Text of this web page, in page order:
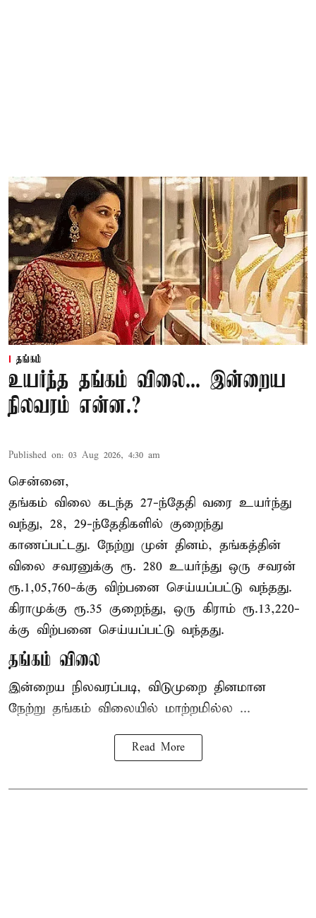
தங்கம்
உயர்ந்த தங்கம் விலை... இன்றைய
நிலவரம் என்ன.?
Published on: 03 Aug 2026, 4:30 am
சென்னை,
தங்கம் விலை கடந்த 27-ந்தேதி வரை உயர்ந்து
வந்து, 28, 29-ந்தேதிகளில் குறைந்து
காணப்பட்டது. நேற்று முன் தினம், தங்கத்தின்
விலை சவரனுக்கு ரூ. 280 உயர்ந்து ஒரு சவரன்
ரூ.1,05,760-க்கு விற்பனை செய்யப்பட்டு வந்தது.
கிராமுக்கு ரூ.35 குறைந்து, ஒரு கிராம் ரூ.13,220-
க்கு விற்பனை செய்யப்பட்டு வந்தது.
தங்கம் விலை
இன்றைய நிலவரப்படி, விடுமுறை தினமான
நேற்று தங்கம் விலையில் மாற்றமில்ல ...
Read More